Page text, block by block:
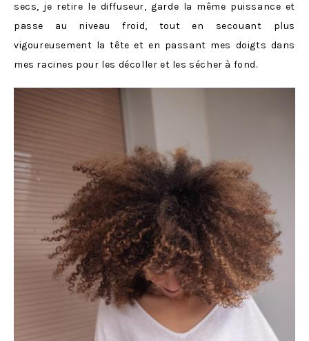
secs, je retire le diffuseur, garde la même puissance et
passe au niveau froid, tout en secouant plus
vigoureusement la tête et en passant mes doigts dans
mes racines pour les décoller et les sécher à fond.